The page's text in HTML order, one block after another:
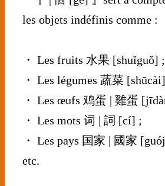
les objets indéfinis comme :
・ Les fruits 水果 [shuǐguǒ] ;
・ Les légumes 蔬菜
・ Les œufs 鸡蛋 | 雞蛋
・ Les mots 词 | 詞 [cí] ;
・ Les pays 国家 | 國家
etc.